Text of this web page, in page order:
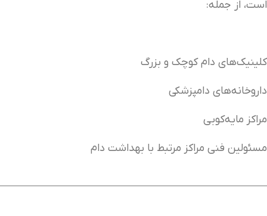
است، از جمله:
کلینیک‌های دام کوچک و بزرگ
داروخانه‌های دامپزشکی
مراکز مایه‌کوبی
مسئولین فنی مراکز مرتبط با بهداشت دام